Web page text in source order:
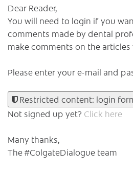
Dear Reader,
You will need to login if you
comments made by dental
make comments on the articles
Please enter your e-mail and
Restricted content: login
Not signed up yet? Click here
Many thanks,
The #ColgateDialogue team